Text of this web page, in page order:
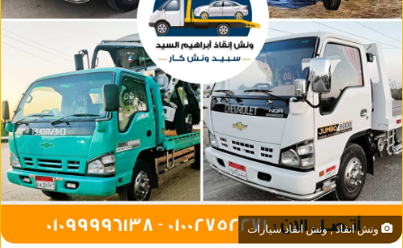
ونش انقاذ , ونش انقاذ سيارات